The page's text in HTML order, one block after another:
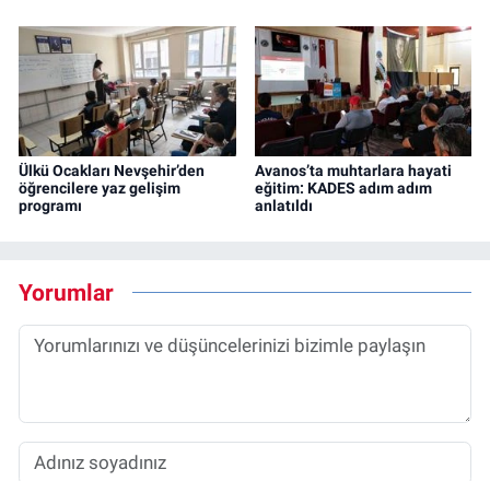
Ülkü Ocakları Nevşehir’den
öğrencilere yaz gelişim
programı
Avanos’ta muhtarlara hayati
eğitim: KADES adım adım
anlatıldı
Yorumlar